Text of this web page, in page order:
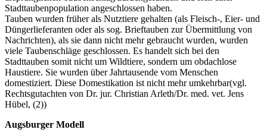
Stadttaubenpopulation angeschlossen haben.
Tauben wurden früher als Nutztiere gehalten (als Fleisch-, Eier- und
Düngerlieferanten oder als sog. Brieftauben zur Übermittlung von
Nachrichten), als sie dann nicht mehr gebraucht wurden, wurden
viele Taubenschläge geschlossen. Es handelt sich bei den
Stadttauben somit nicht um Wildtiere, sondern um obdachlose
Haustiere. Sie wurden über Jahrtausende vom Menschen
domestiziert. Diese Domestikation ist nicht mehr umkehrbar(vgl.
Rechtsgutachten von Dr. jur. Christian Arleth/Dr. med. vet. Jens
Hübel, (2))
Augsburger Modell